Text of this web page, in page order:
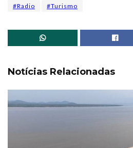
#Radio
#Turismo
Notícias Relacionadas